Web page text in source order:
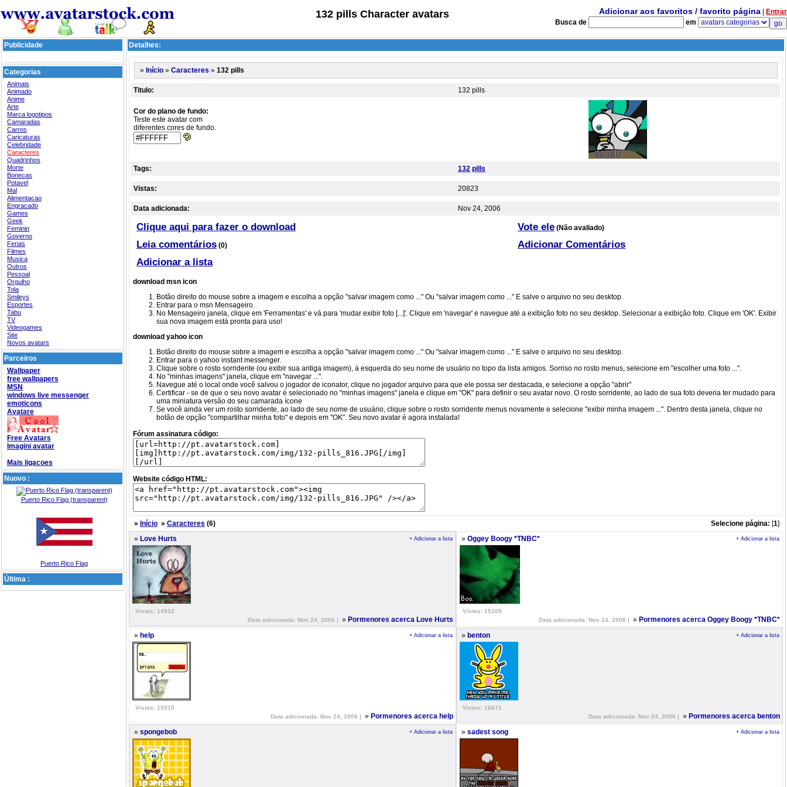
132 pills Character avatars Adicionar aos favoritos / favorito página
Entrar
Busca de
em
Publicidade
Categorias
Animais
Animado
Anime
Arte
Marca logotipos
Camaradas
Carros
Caricaturas
Celebridade
Caracteres
Quadrinhos
Morte
Bonecas
Potavel
Mal
Alimentacao
Engracado
Games
Geek
Feminin
Governo
Ferias
Filmes
Musica
Outros
Pessoal
Orgulho
Tola
Smileys
Esportes
Tabu
TV
Videogames
Site
Novos avatars
Parceiros
Wallpaper
free wallpapers
MSN
windows live messenger
emoticons
Avatare
Free Avatars
Imagini avatar
Mais ligacoes
Nuovo :
Puerto Rico Flag (transparent)
Puerto Rico Flag
Última :
Detalhes:
» Início » Caracteres » 132 pills
Titulo: 132 pills
Cor do plano de fundo:
Teste este avatar com
diferentes cores de fundo.
Tags: 132 pills
Vistas: 20823
Data adicionada: Nov 24, 2006
Clique aqui para fazer o download Vote ele (Não avaliado)
Leia comentários (0)
Adicionar Comentários
Adicionar a lista
download msn icon
Botão direito do mouse sobre a imagem e escolha a opção "salvar imagem como ..." Ou "salvar imagem como ..." E salve o arquivo no seu desktop.
Entrar para o msn Mensageiro.
No Mensageiro janela, clique em 'Ferramentas' e vá para 'mudar exibir foto [...]'. Clique em 'navegar' e navegue até a exibição foto no seu desktop. Selecionar a exibição foto. Clique em 'OK'. Exibir
sua nova imagem está pronta para uso!
download yahoo icon
Botão direito do mouse sobre a imagem e escolha a opção "salvar imagem como ..." Ou "salvar imagem como ..." E salve o arquivo no seu desktop.
Entrar para o yahoo instant messenger.
Clique sobre o rosto sorridente (ou exibir sua antiga imagem), à esquerda do seu nome de usuário no topo da lista amigos. Sorriso no rosto menus, selecione em "escolher uma foto ...".
No "minhas imagens" janela, clique em "navegar ...".
Navegue até o local onde você salvou o jogador de iconator, clique no jogador arquivo para que ele possa ser destacada, e selecione a opção "abrir"
Certificar - se de que o seu novo avatar é selecionado no "minhas imagens" janela e clique em "OK" para definir o seu avatar novo. O rosto sorridente, ao lado de sua foto deveria ter mudado para
uma miniatura versão do seu camarada ícone
Se você ainda ver um rosto sorridente, ao lado de seu nome de usuário, clique sobre o rosto sorridente menus novamente e selecione "exibir minha imagem ...". Dentro desta janela, clique no
botão de opção "compartilhar minha foto" e depois em "OK". Seu novo avatar é agora instalada!
Fórum assinatura código:
Website código HTML:
» Início » Caracteres (6) Selecione página: [1]
» Love Hurts + Adicionar a lista
Vistas: 14932
Data adicionada: Nov 24, 2006 |
» Pormenores acerca Love Hurts
» Oggey Boogy *TNBC* + Adicionar a lista
Vistas: 15109
Data adicionada: Nov 24, 2006 |
» Pormenores acerca Oggey Boogy *TNBC*
» help + Adicionar a lista
Vistas: 15910
Data adicionada: Nov 24, 2006 |
» Pormenores acerca help
» benton + Adicionar a lista
Vistas: 16671
Data adicionada: Nov 24, 2006 |
» Pormenores acerca benton
» spongebob + Adicionar a lista » sadest song + Adicionar a lista